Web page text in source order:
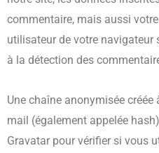
commentaire, mais aussi votre
utilisateur de votre navigateur
à la détection des
Une chaîne anonymisée créée
mail (également appelée
Gravatar pour vérifier si vous